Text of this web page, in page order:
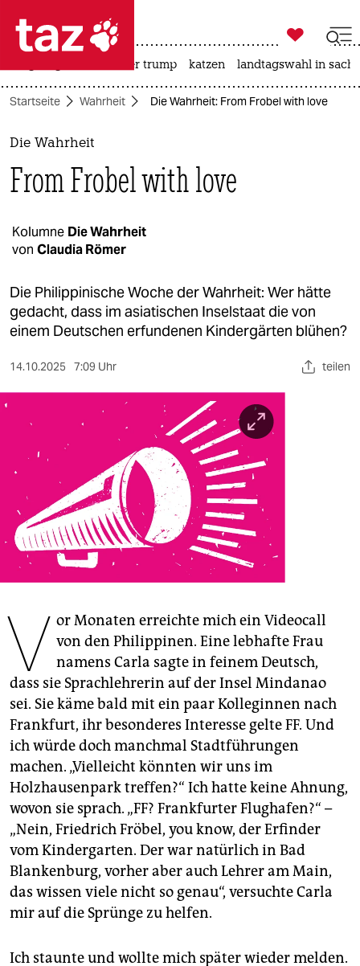
 taz zahl ich
taz zahl ich
themen
politik
gesellschaft
kultur
sport
berlin
nord
verlag
verlag
veranstaltungen
shop
unterstützen
abo
genossenschaft
epaper login

taz zahl ich
usa unter trump katzen landtagswahl in
Startseite Wahrheit Die Wahrheit: From Frobel with love
Die Wahrheit
From Frobel with love
Kolumne Die Wahrheit
von Claudia Römer
Die Philippinische Woche der Wahrheit: Wer hätte
gedacht, dass im asiatischen Inselstaat die von
einem Deutschen erfundenen Kindergärten blühen?
14.10.2025 7:09 Uhr teilen
V or Monaten erreichte mich ein Videocall
von den Philippinen. Eine lebhafte Frau
namens Carla sagte in feinem Deutsch,
dass sie Sprachlehrerin auf der Insel Mindanao
sei. Sie käme bald mit ein paar Kolleginnen nach
Frankfurt, ihr besonderes Interesse gelte FF. Und
ich würde doch manchmal Stadtführungen
machen. „Vielleicht könnten wir uns im
Holzhausenpark treffen?“ Ich hatte keine Ahnung,
wovon sie sprach. „FF? Frankfurter Flughafen?“ –
„Nein, Friedrich Fröbel, you know, der Erfinder
vom Kindergarten. Der war natürlich in Bad
Blankenburg, vorher aber auch Lehrer am Main,
das wissen viele nicht so genau“, versuchte Carla
mir auf die Sprünge zu helfen.
Ich staunte und wollte mich später wieder melden.